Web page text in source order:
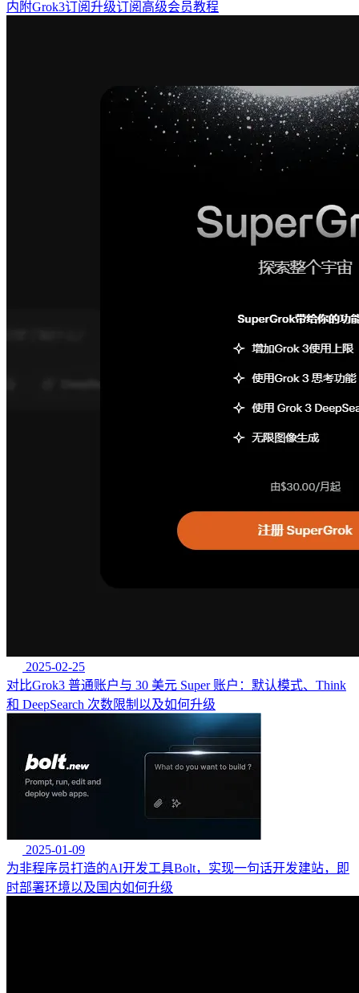
内附Grok3订阅升级订阅高级会员教程
2025-02-25
对比Grok3 普通账户与 30 美元 Super 账户：默认模式、Think
和 DeepSearch 次数限制以及如何升级
2025-01-09
为非程序员打造的AI开发工具Bolt，实现一句话开发建站，即
时部署环境以及国内如何升级